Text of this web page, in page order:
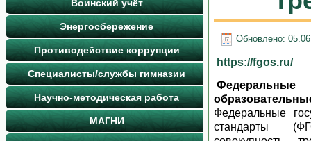
Воинский учёт
Энергосбережение
Противодействие коррупции
Специалисты/службы гимназии
Научно-методическая работа
МАГНИ
Обновлено:
https://fgos.ru/
Федеральные
стандарты